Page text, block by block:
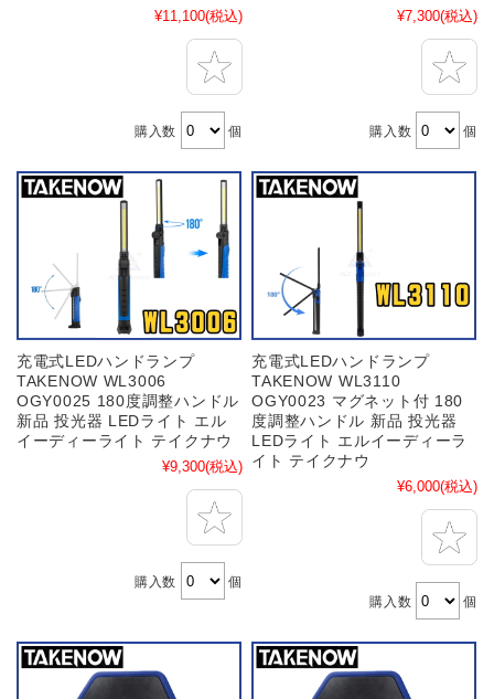
¥11,100(税込)
購入数 個
¥7,300(税込)
購入数 個
充電式LEDハンドランプ
TAKENOW WL3006
OGY0025 180度調整ハンドル
新品 投光器 LEDライト エル
イーディーライト テイクナウ
¥9,300(税込)
購入数 個
充電式LEDハンドランプ
TAKENOW WL3110
OGY0023 マグネット付 180
度調整ハンドル 新品 投光器
LEDライト エルイーディーラ
イト テイクナウ
¥6,000(税込)
購入数 個